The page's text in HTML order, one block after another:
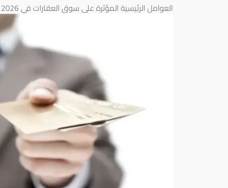
العوامل الرئيسية المؤثرة على سوق العقارات في 2026